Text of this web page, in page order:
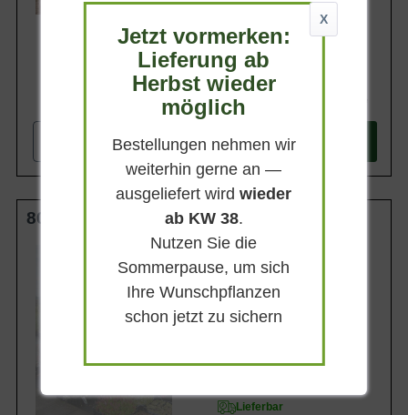
+ In den Warenkorb
80 cm Stamm C4
Kronengröße
25-35 cm
Belaubung
Sommergrün
Standort
Lieferbar
X
Jetzt vormerken:
Lieferung ab
Herbst wieder
möglich
Bestellungen nehmen wir
weiterhin gerne an —
ausgeliefert wirdwieder
ab KW 38.
Nutzen Sie die
Sommerpause, um sich
Ihre Wunschpflanzen
schon jetzt zu sichern